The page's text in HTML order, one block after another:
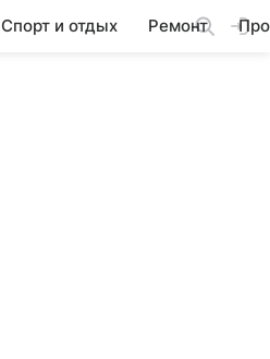
Спорт и отдых Ремонт